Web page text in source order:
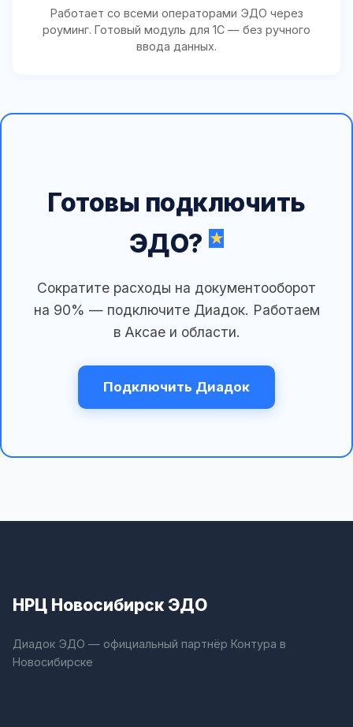
Работает со всеми операторами ЭДО через
роуминг. Готовый модуль для 1С — без ручного
ввода данных.
Готовы подключить
ЭДО?
Сократите расходы на документооборот
на 90% — подключите Диадок. Работаем
в Аксае и области.
Подключить Диадок
НРЦ Новосибирск ЭДО
Диадок ЭДО — официальный партнёр Контура в
Новосибирске